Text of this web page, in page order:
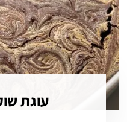
עוגת